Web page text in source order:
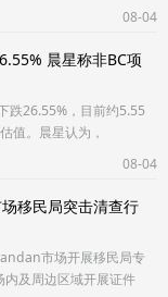
08-04
晨星称非BC项
跌26.55%，目前约5.55
值。晨星认为，
08-04
移民局突击清查行
市场开展移民局专
及周边区域开展证件